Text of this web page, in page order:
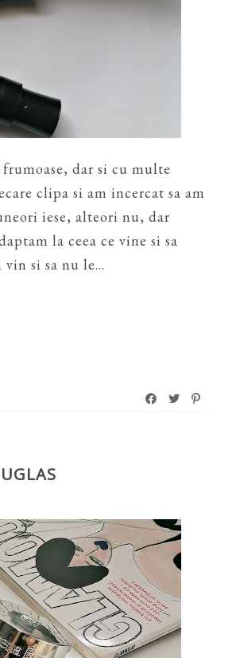
dar si cu multe
clipa si am incercat sa am
iese, alteori nu, dar
la ceea ce vine si sa
si sa nu le...